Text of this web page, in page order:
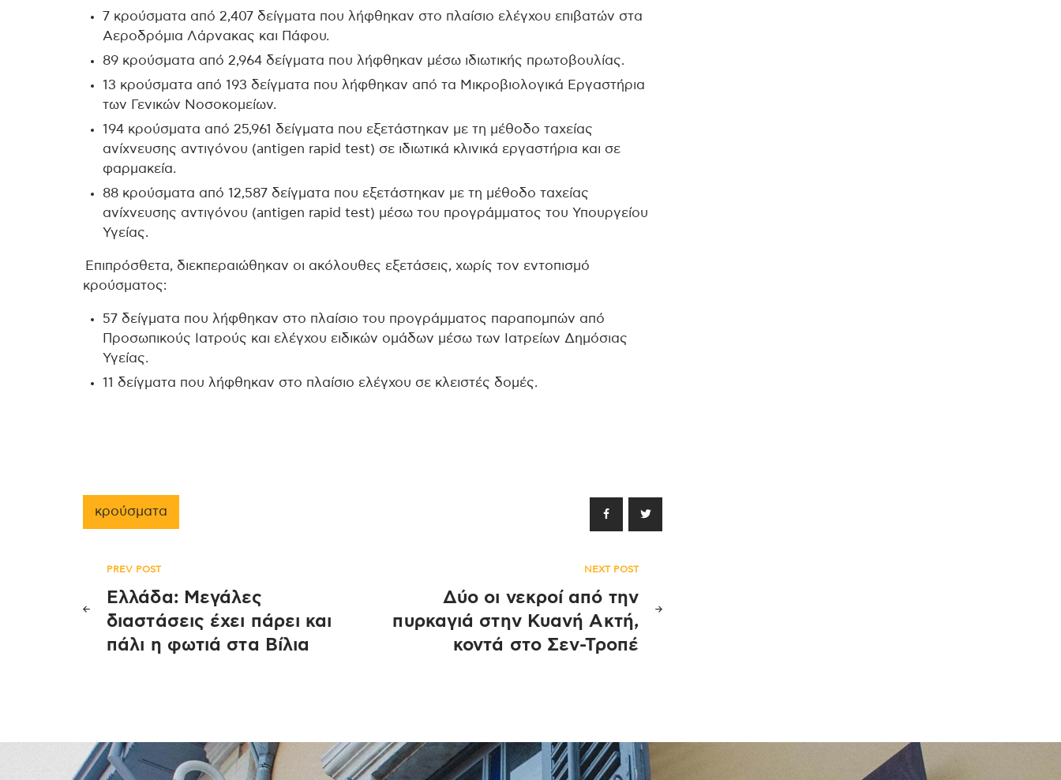
7 κρούσματα από 2,407 δείγματα που λήφθηκαν στο πλαίσιο ελέγχου επιβατών στα
Αεροδρόμια Λάρνακας και Πάφου.
89 κρούσματα από 2,964 δείγματα που λήφθηκαν μέσω ιδιωτικής πρωτοβουλίας.
13 κρούσματα από 193 δείγματα που λήφθηκαν από τα Μικροβιολογικά Εργαστήρια
των Γενικών Νοσοκομείων.
194 κρούσματα από 25,961 δείγματα που εξετάστηκαν με τη μέθοδο ταχείας
ανίχνευσης αντιγόνου (antigen rapid test) σε ιδιωτικά κλινικά εργαστήρια και σε
φαρμακεία.
88 κρούσματα από 12,587 δείγματα που εξετάστηκαν με τη μέθοδο ταχείας
ανίχνευσης αντιγόνου (antigen rapid test) μέσω του προγράμματος του Υπουργείου
Υγείας.
Επιπρόσθετα, διεκπεραιώθηκαν οι ακόλουθες εξετάσεις, χωρίς τον εντοπισμό
κρούσματος:
57 δείγματα που λήφθηκαν στο πλαίσιο του προγράμματος παραπομπών από
Προσωπικούς Ιατρούς και ελέγχου ειδικών ομάδων μέσω των Ιατρείων Δημόσιας
Υγείας.
11 δείγματα που λήφθηκαν στο πλαίσιο ελέγχου σε κλειστές δομές.
κρούσματα
Πλοήγηση
άρθρων
PREV POST
Ελλάδα: Μεγάλες
διαστάσεις έχει πάρει και
πάλι η φωτιά στα Βίλια
NEXT POST
Δύο οι νεκροί από την
πυρκαγιά στην Κυανή Ακτή,
κοντά στο Σεν-Τροπέ